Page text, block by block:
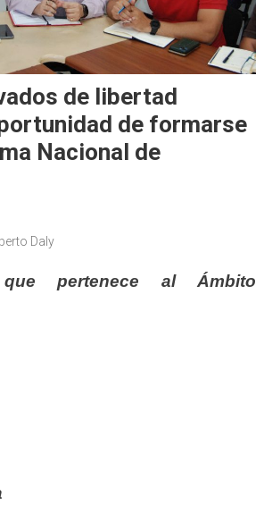
de libertad
de formarse
Nacional de
Daly
pertenece al Ámbito